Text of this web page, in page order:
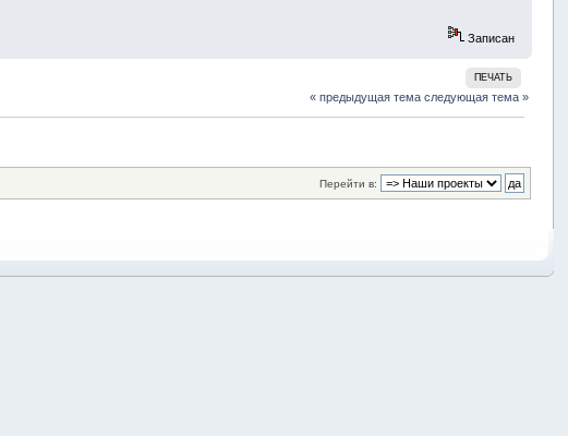
Записан
ПЕЧАТЬ
« предыдущая тема следующая тема »
Перейти в: